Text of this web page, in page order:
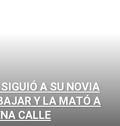
A SU NOVIA
Y LA MATÓ A
CALLE